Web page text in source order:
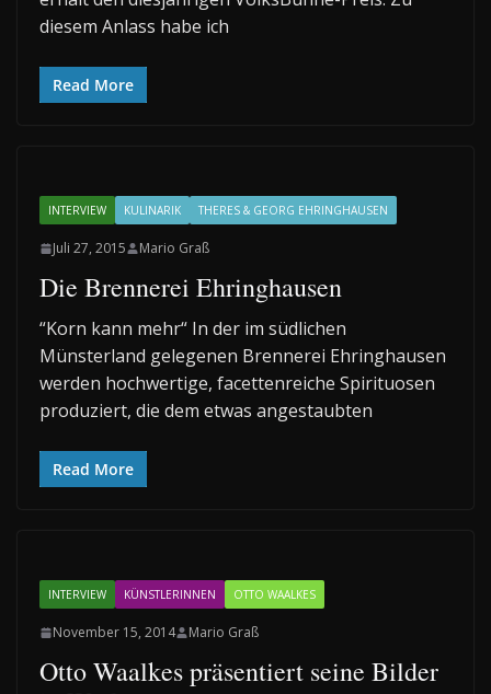
diesem Anlass habe ich
Read More
INTERVIEW KULINARIK THERES & GEORG EHRINGHAUSEN
Juli 27, 2015 Mario Graß
Die Brennerei Ehringhausen
“Korn kann mehr“ In der im südlichen
Münsterland gelegenen Brennerei Ehringhausen
werden hochwertige, facettenreiche Spirituosen
produziert, die dem etwas angestaubten
Read More
INTERVIEW KÜNSTLERINNEN OTTO WAALKES
November 15, 2014 Mario Graß
Otto Waalkes präsentiert seine Bilder